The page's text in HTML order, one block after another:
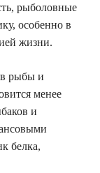
рыболовные
особенно в
жизни.
рыбы и
менее
и
белка,